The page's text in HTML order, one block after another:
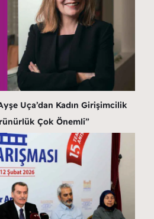
Uça’dan Kadın Girişimcilik
Çok Önemli”